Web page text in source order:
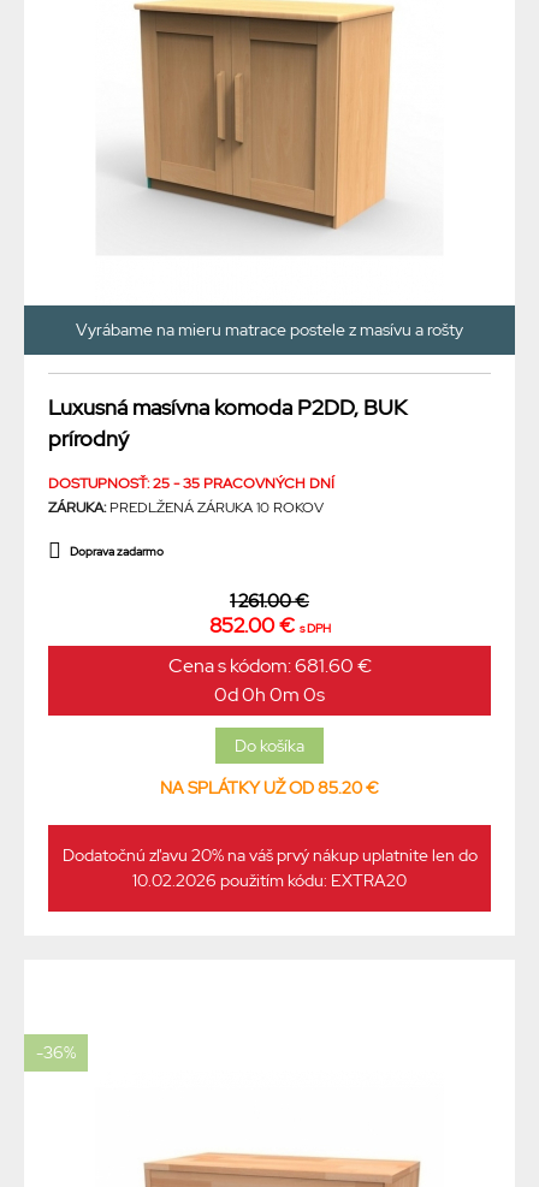
Vyrábame na mieru matrace postele z masívu a rošty
Luxusná masívna komoda P2DD, BUK
prírodný
DOSTUPNOSŤ: 25 - 35 PRACOVNÝCH DNÍ
ZÁRUKA:PREDLŽENÁ ZÁRUKA 10 ROKOV
Doprava zadarmo
1 261.00 €
852.00 € s DPH
Cena s kódom: 681.60 €
0d 0h 0m 0s
NA SPLÁTKY UŽ OD 85.20 €
Dodatočnú zľavu 20% na váš prvý nákup uplatnite len do
10.02.2026 použitím kódu: EXTRA20
-36%